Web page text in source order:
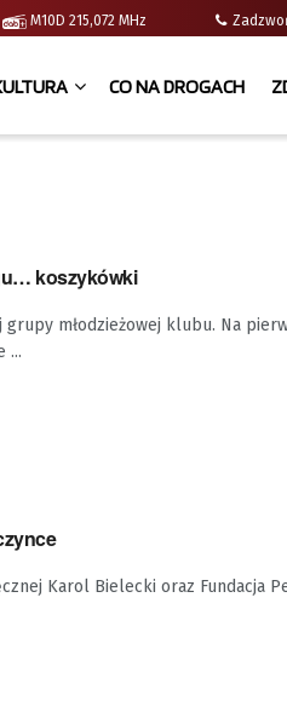
M10D 215,072 MHz
CO NA DROGACH
koszykówki
młodzieżowej klubu. Na
...
Karol Bielecki oraz Fundacja